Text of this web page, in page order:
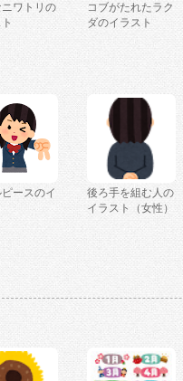
ワトリの
コブがたれたラク
ダのイラスト
ースのイ
後ろ手を組む人の
イラスト（女性）